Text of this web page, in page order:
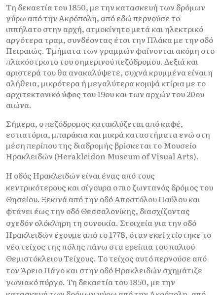
Τη δεκαετία του 1850, με την κατασκευή των δρόμων
γύρω από την Ακρόπολη, από εδώ περνούσε το
ιππήλατο στην αρχή, ατμοκίνητο μετά και ηλεκτρικό
αργότερα τραμ, συνδέοντας έτσι την Πλάκα με την οδό
Πειραιώς. Τμήματα των γραμμών φαίνονται ακόμη στο
πλακόστρωτο του σημερινού πεζόδρομου. Δεξιά και
αριστερά του θα ανακαλύψετε, συχνά κρυμμένα είναι η
αλήθεια, μικρότερα ή μεγαλύτερα κομψά κτίρια με το
αρχιτεκτονικό ύφος του 19ου και των αρχών του 20ου
αιώνα.
Σήμερα, ο πεζόδρομος κατακλύζεται από καφέ,
εστιατόρια, μπαράκια και μικρά καταστήματα ενώ στη
μέση περίπου της διαδρομής βρίσκεται το Μουσείο
Ηρακλειδών (Herakleidon Museum of Visual Arts).
Η οδός Ηρακλειδών είναι ένας από τους
κεντρικότερους και σίγουρα ο πιο ζωντανός δρόμος του
Θησείου. Ξεκινά από την οδό Αποστόλου Παύλου και
φτάνει έως την οδό Θεσσαλονίκης, διασχίζοντας
σχεδόν ολόκληρη τη συνοικία. Στοιχεία για την οδό
Ηρακλειδών έχουμε από το 1778, όταν εκεί χτίστηκε το
νέο τείχος της πόλης πάνω στα ερείπια του παλιού
Θεμιστόκλειου Τείχους. Το τείχος αυτό περνούσε από
τον Άρειο Πάγο και στην οδό Ηρακλειδών σχημάτιζε
γωνιακό πύργο. Τη δεκαετία του 1850, με την